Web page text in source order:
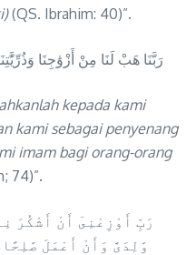
(QS. Ibrahim: 40)”.
رَبَّنَا هَبْ لَنَا مِنْ أَزْوَٰجِنَا
kepada kami
kami sebagai penyenang
imam bagi orang-orang
74)”.
رَبِّ أَوْزِعْنِىٓ أَنْ أَشْكُرَ
وَٰلِدَىَّ وَأَنْ أَعْمَلَ